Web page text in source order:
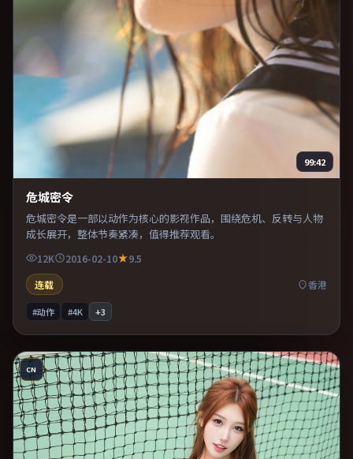
99:42
危城密令
危城密令是一部以动作为核心的影视作品，围绕危机、反转与人物
成长展开，整体节奏紧凑，值得推荐观看。
12K 2016-02-10
9.5
连载
香港
#动作 #4K +3
CN